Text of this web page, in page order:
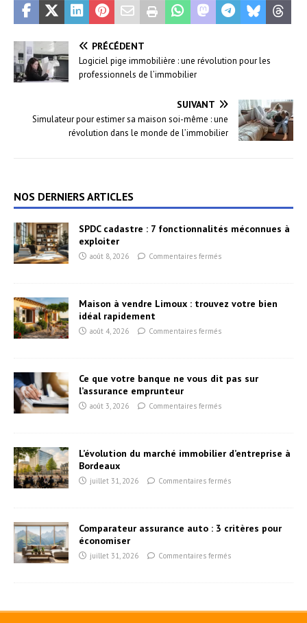
PRÉCÉDENT
Logiciel pige immobilière : une révolution pour les
professionnels de l’immobilier
SUIVANT
Simulateur pour estimer sa maison soi-même : une
révolution dans le monde de l’immobilier
NOS DERNIERS ARTICLES
SPDC cadastre : 7 fonctionnalités méconnues à
exploiter
août 8, 2026 Commentaires fermés
Maison à vendre Limoux : trouvez votre bien
idéal rapidement
août 4, 2026 Commentaires fermés
Ce que votre banque ne vous dit pas sur
l’assurance emprunteur
août 3, 2026 Commentaires fermés
L’évolution du marché immobilier d’entreprise à
Bordeaux
juillet 31, 2026 Commentaires fermés
Comparateur assurance auto : 3 critères pour
économiser
juillet 31, 2026 Commentaires fermés